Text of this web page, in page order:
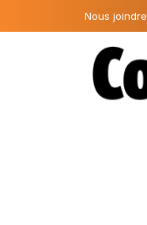
Nous joindre